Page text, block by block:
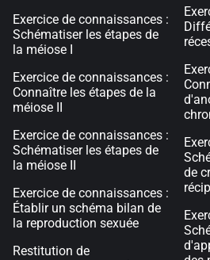
Exercice de connaissances :
Schématiser les étapes de
la méiose I
Exercice de connaissances :
Connaître les étapes de la
méiose II
Exercice de connaissances :
Schématiser les étapes de
la méiose II
Exercice de connaissances :
Établir un schéma bilan de
la reproduction sexuée
Restitution de
de